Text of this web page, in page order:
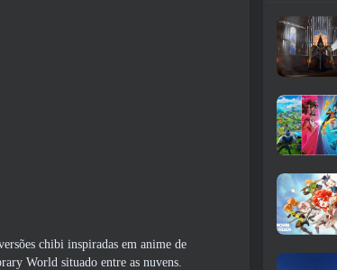
chibi inspiradas em anime de
World situado entre as nuvens.